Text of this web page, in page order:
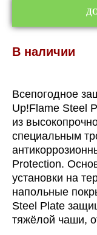
В наличии
Всепогодное
Up!Flame Steel
из
специальным
Protection.
установки на
напольные
Steel Plate
тяжёлой чаши,